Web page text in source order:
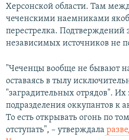
Херсонской области. Там
чеченскими наемниками
перестрелка. Подтверждений
независимых источников не
"Чеченцы вообще не бывают
оставаясь в тылу
"заградительных отрядов". Их
подразделения оккупантов к
То есть открывать огонь по
отступать", – утверждала